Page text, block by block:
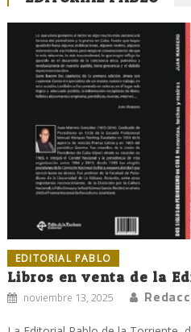
EDITORIAL PABLO
Libros en venta de la
noviembre 13, 2025